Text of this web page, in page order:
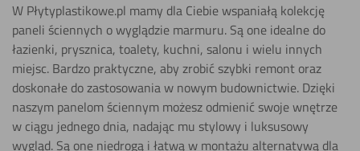
W Płytyplastikowe.pl mamy dla Ciebie wspaniałą kolekcję
paneli ściennych o wyglądzie marmuru. Są one idealne do
łazienki, prysznica, toalety, kuchni, salonu i wielu innych
miejsc. Bardzo praktyczne, aby zrobić szybki remont oraz
doskonałe do zastosowania w nowym budownictwie. Dzięki
naszym panelom ściennym możesz odmienić swoje wnętrze
w ciągu jednego dnia, nadając mu stylowy i luksusowy
wygląd. Są one niedrogą i łatwą w montażu alternatywą dla